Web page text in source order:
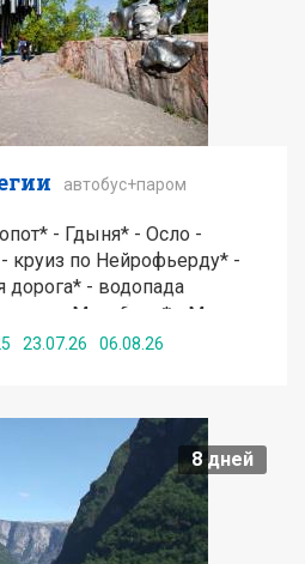
по туру
автобус+паром
- Гдыня* - Осло -
круиз по Нейрофьерду* -
- водопада
- Мальборк* - Минск
23.07.26 06.08.26
по туру
8дней